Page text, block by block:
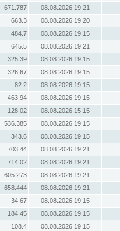
671.787
08.08.2026 19:21
663.3
08.08.2026 19:20
484.7
08.08.2026 19:15
645.5
08.08.2026 19:21
325.39
08.08.2026 19:15
326.67
08.08.2026 19:15
82.2
08.08.2026 19:15
463.94
08.08.2026 19:15
128.02
08.08.2026 15:15
536.385
08.08.2026 19:15
343.6
08.08.2026 19:15
703.44
08.08.2026 19:21
714.02
08.08.2026 19:21
605.273
08.08.2026 19:21
658.444
08.08.2026 19:21
34.67
08.08.2026 19:15
184.45
08.08.2026 19:15
108.4
08.08.2026 19:15